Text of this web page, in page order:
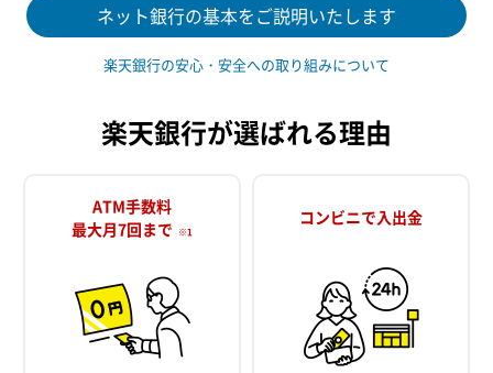
ネット銀行の基本をご説明いたします
楽天銀行の安心・安全への取り組みについて
楽天銀行が選ばれる理由
ATM手数料
最大月7回まで ※1
コンビニで入出金